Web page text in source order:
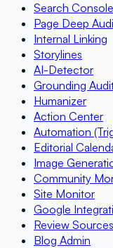
Search
Page Deep
Internal Linking
Storylines
AI-Detector
Grounding
Humanizer
Action Center
Automation
Editorial
Image
Community
Site Monitor
Google
Review Sources
Blog Admin